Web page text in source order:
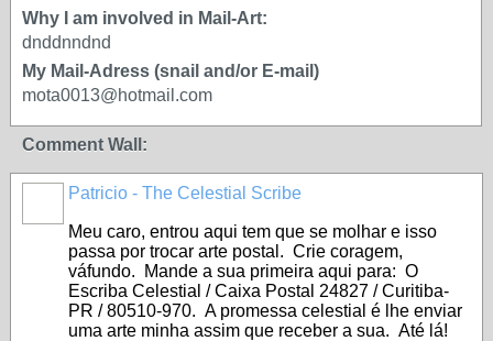
Why I am involved in Mail-Art:
dnddnndnd
My Mail-Adress (snail and/or E-mail)
mota0013@hotmail.com
Comment Wall:
Patricio - The Celestial Scribe
Meu caro, entrou aqui tem que se molhar e isso
passa por trocar arte postal. Crie coragem,
váfundo. Mande a sua primeira aqui para: O
Escriba Celestial / Caixa Postal 24827 / Curitiba-
PR / 80510-970. A promessa celestial é lhe enviar
uma arte minha assim que receber a sua. Até lá!